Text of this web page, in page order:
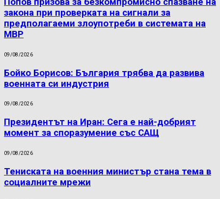
закона при проверката на сигнали за
предполагаеми злоупотреби в системата на
МВР
09/08/2026
Бойко Борисов: България трябва да развива
военната си индустрия
09/08/2026
Президентът на Иран: Сега е най-добрият
момент за споразумение със САЩ
09/08/2026
Тениската на военния министър стана тема в
социалните мрежи